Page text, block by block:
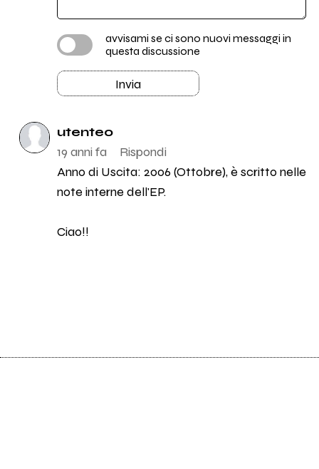
avvisami se ci sono nuovi messaggi in
questa discussione
Invia
utente0
19 anni fa
Rispondi
Anno di Uscita: 2006 (Ottobre), è scritto nelle
note interne dell'EP.
Ciao!!